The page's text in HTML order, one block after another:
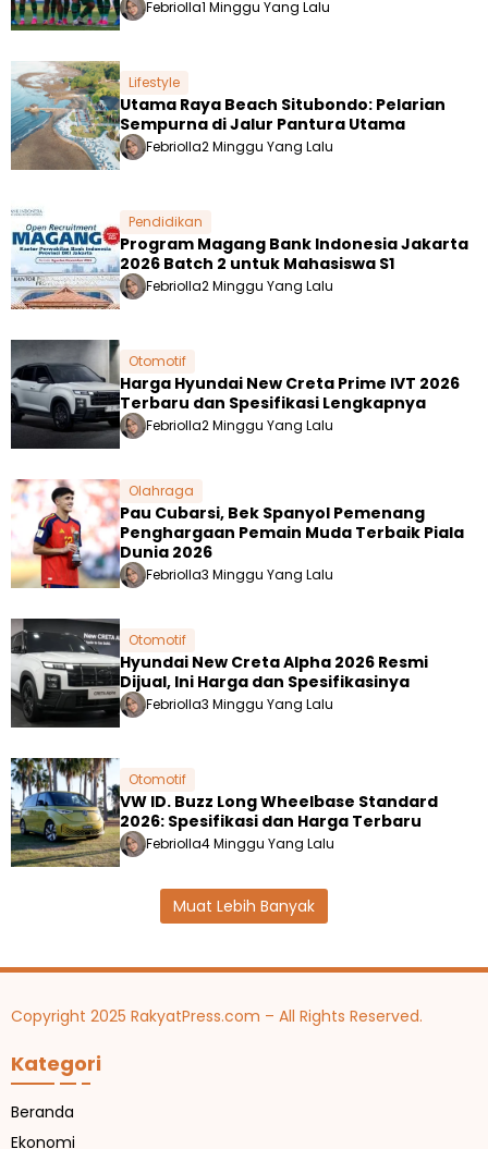
Febriolla1 Minggu Yang Lalu
Lifestyle
Utama Raya Beach Situbondo: Pelarian
Sempurna di Jalur Pantura Utama
Febriolla2 Minggu Yang Lalu
Pendidikan
Program Magang Bank Indonesia Jakarta
2026 Batch 2 untuk Mahasiswa S1
Febriolla2 Minggu Yang Lalu
Otomotif
Harga Hyundai New Creta Prime IVT 2026
Terbaru dan Spesifikasi Lengkapnya
Febriolla2 Minggu Yang Lalu
Olahraga
Pau Cubarsi, Bek Spanyol Pemenang
Penghargaan Pemain Muda Terbaik Piala
Dunia 2026
Febriolla3 Minggu Yang Lalu
Otomotif
Hyundai New Creta Alpha 2026 Resmi
Dijual, Ini Harga dan Spesifikasinya
Febriolla3 Minggu Yang Lalu
Otomotif
VW ID. Buzz Long Wheelbase Standard
2026: Spesifikasi dan Harga Terbaru
Febriolla4 Minggu Yang Lalu
Muat Lebih Banyak
Copyright 2025 RakyatPress.com – All Rights Reserved.
Kategori
Beranda
Ekonomi